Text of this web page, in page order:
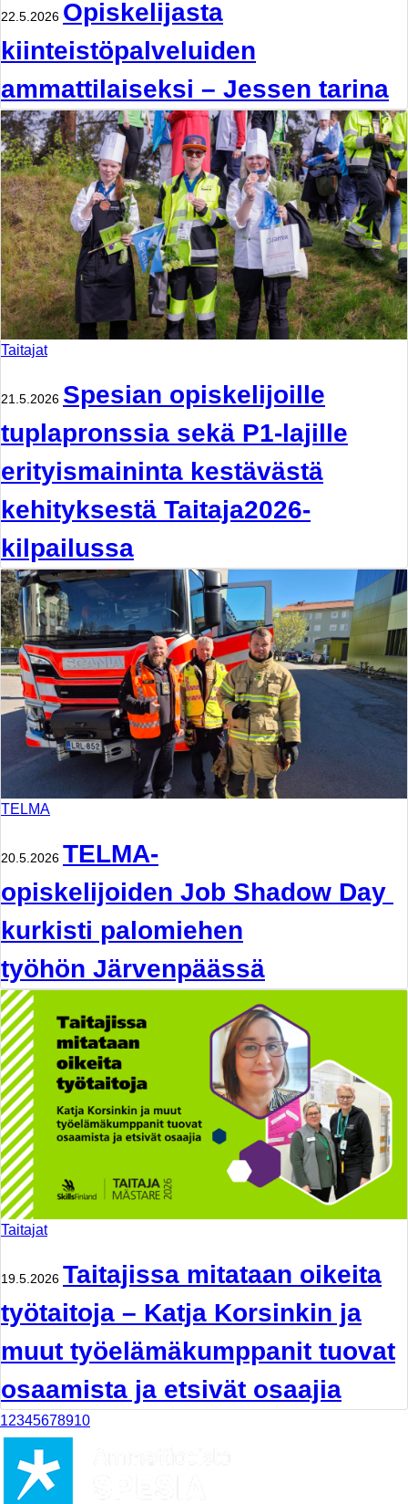
22.5.2026 Opiskelijasta
kiinteistöpalveluiden
ammattilaiseksi – Jessen tarina
Taitajat
21.5.2026 Spesian opiskelijoille
tuplapronssia sekä P1-lajille
erityismaininta kestävästä
kehityksestä Taitaja2026-
kilpailussa
TELMA
20.5.2026 TELMA-
opiskelijoiden Job Shadow Day
kurkisti palomiehen
työhön Järvenpäässä
Taitajat
19.5.2026 Taitajissa mitataan oikeita
työtaitoja – Katja Korsinkin ja
muut työelämäkumppanit tuovat
osaamista ja etsivät osaajia
12345678910